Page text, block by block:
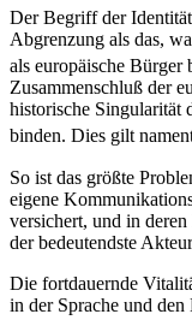
Der Begriff der
Abgrenzung als das,
als europäische Bürger
Zusammenschluß der
historische Singularität
binden. Dies gilt
So ist das größte
eigene
versichert, und in
der bedeutendste
Die fortdauernde
in der Sprache und